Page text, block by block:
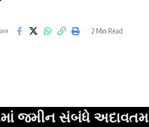
2 Min Read
અદાવતમાં